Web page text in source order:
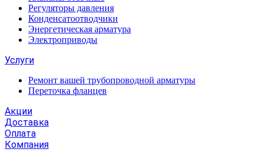
Регуляторы давления
Конденсатоотводчики
Энергетическая арматура
Электроприводы
Услуги
Ремонт вашей трубопроводной арматуры
Переточка фланцев
Акции
Доставка
Оплата
Компания